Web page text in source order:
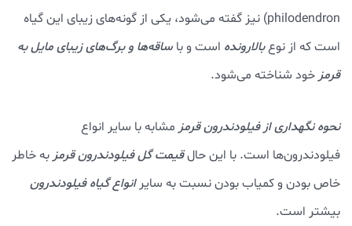
philodendron) نیز گفته می‌شود، یکی از گونه‌های زیبای این گیاه
است که از نوعبالارونده است و با ساقه‌ها و برگ‌های زیبای مایل به
قرمز خود شناخته می‌شود.
نحوه نگهداری از فیلودندرون قرمز مشابه با سایر انواع
فیلودندرون‌ها است. با این حالقیمت گل فیلودندرون قرمز به خاطر
خاص بودن و کمیاب بودن نسبت به سایرانواع گیاه فیلودندرون
بیشتر است.